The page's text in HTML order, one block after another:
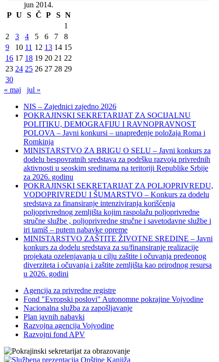
jun 2014.
P U S Č P S N
1
2
3 4 5 6 7
8
9
10 11 12 13 14 15
16 17 18 19 20 21 22
23 24 25 26 27 28 29
30
« maj
jul »
NIS – Zajednici zajedno 2026
POKRAJINSKI SEKRETARIJAT ZA SOCIJALNU
POLITIKU, DEMOGRAFIJU I RAVNOPRAVNOST
POLOVA – Javni konkursi – unapređenje položaja Roma i
Romkinja
MINISTARSTVO ZA BRIGU O SELU – Javni konkurs za
dodelu bespovratnih sredstava za podršku razvoja privrednih
aktivnosti u seoskim sredinama na teritoriji Republike Srbije
za 2026. godinu
POKRAJINSKI SEKRETARIJAT ZA POLJOPRIVREDU,
VODOPRIVREDU I ŠUMARSTVO – Konkurs za dodelu
sredstava za finansiranje intenziviranja korišćenja
poljoprivrednog zemljišta kojim raspolažu poljoprivredne
stručne službe , poljoprivredne stručne i savetodavne službe i
iri tamiš ‒ putem nabavke opreme
MINISTARSTVO ZAŠTITE ŽIVOTNE SREDINE – Javni
konkurs za dodelu sredstava za su/finansiranje realizacije
projekata ozelenjavanja u cilju zaštite i očuvanja predeonog
diverziteta i očuvanja i zaštite zemljišta kao prirodnog resursa
u 2026. godini
Agencija za privredne registre
Fond "Evropski poslovi" Autonomne pokrajine Vojvodine
Nacionalna služba za zapošljavanje
Plan javnih nabavki
Razvojna agencija Vojvodine
Razvojni fond APV